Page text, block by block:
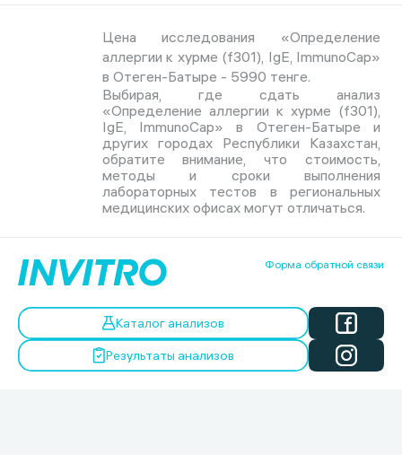
Цена исследования «Определение
аллергии к хурме (f301), IgE, ImmunoCap»
в Отеген-Батыре - 5990 тенге.
Выбирая, где сдать анализ
«Определение аллергии к хурме (f301),
IgE, ImmunoCap» в Отеген-Батыре и
других городах Республики Казахстан,
обратите внимание, что стоимость,
методы и сроки выполнения
лабораторных тестов в региональных
медицинских офисах могут отличаться.
Форма обратной связи
Каталог анализов
Результаты анализов